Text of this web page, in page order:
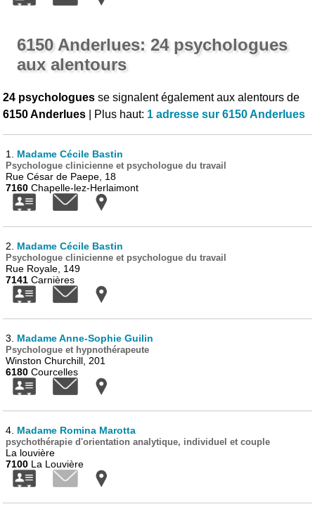
6150 Anderlues: 24 psychologues
aux alentours
24 psychologues se signalent également aux alentours de
6150 Anderlues | Plus haut: 1 adresse sur 6150 Anderlues
1. Madame Cécile Bastin
Psychologue clinicienne et psychologue du travail
Rue César de Paepe, 18
7160 Chapelle-lez-Herlaimont
2. Madame Cécile Bastin
Psychologue clinicienne et psychologue du travail
Rue Royale, 149
7141 Carnières
3. Madame Anne-Sophie Guilin
Psychologue et hypnothérapeute
Winston Churchill, 201
6180 Courcelles
4. Madame Romina Marotta
psychothérapie d'orientation analytique, individuel et couple
La louvière
7100 La Louvière